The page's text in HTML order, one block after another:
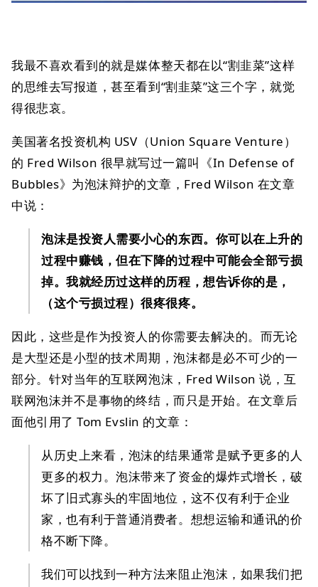
我最不喜欢看到的就是媒体整天都在以“割韭菜”这样
的思维去写报道，甚至看到“割韭菜”这三个字，就觉
得很悲哀。
美国著名投资机构 USV（Union Square Venture）
的 Fred Wilson 很早就写过一篇叫《In Defense of
Bubbles》为泡沫辩护的文章，Fred Wilson 在文章
中说：
泡沫是投资人需要小心的东西。你可以在上升的
过程中赚钱，但在下降的过程中可能会全部亏损
掉。我就经历过这样的历程，想告诉你的是，
（这个亏损过程）很疼很疼。
因此，这些是作为投资人的你需要去解决的。而无论
是大型还是小型的技术周期，泡沫都是必不可少的一
部分。针对当年的互联网泡沫，Fred Wilson 说，互
联网泡沫并不是事物的终结，而只是开始。在文章后
面他引用了 Tom Evslin 的文章：
从历史上来看，泡沫的结果通常是赋予更多的人
更多的权力。泡沫带来了资金的爆炸式增长，破
坏了旧式寡头的牢固地位，这不仅有利于企业
家，也有利于普通消费者。想想运输和通讯的价
格不断下降。
我们可以找到一种方法来阻止泡沫，如果我们把